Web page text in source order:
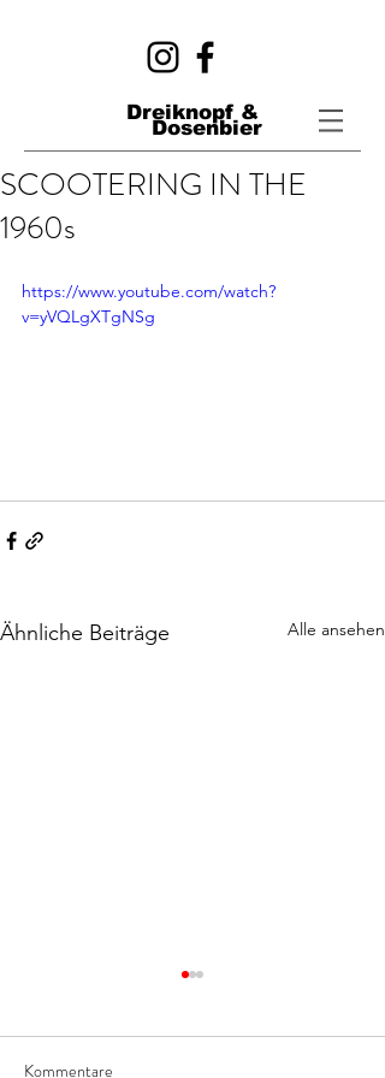
Dreiknopf &
Dosenbier
SCOOTERING IN THE
1960s
https://www.youtube.com/watch?
v=yVQLgXTgNSg
Ähnliche Beiträge Alle ansehen
Kommentare